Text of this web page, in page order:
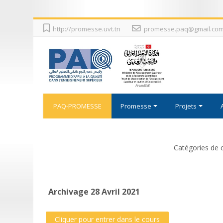
http://promesse.uvt.tn promesse.paq@gmail.com
PAQ-PROMESSE Promesse Projets
Catégories de
Archivage 28 Avril 2021
Cliquer pour entrer dans le cours